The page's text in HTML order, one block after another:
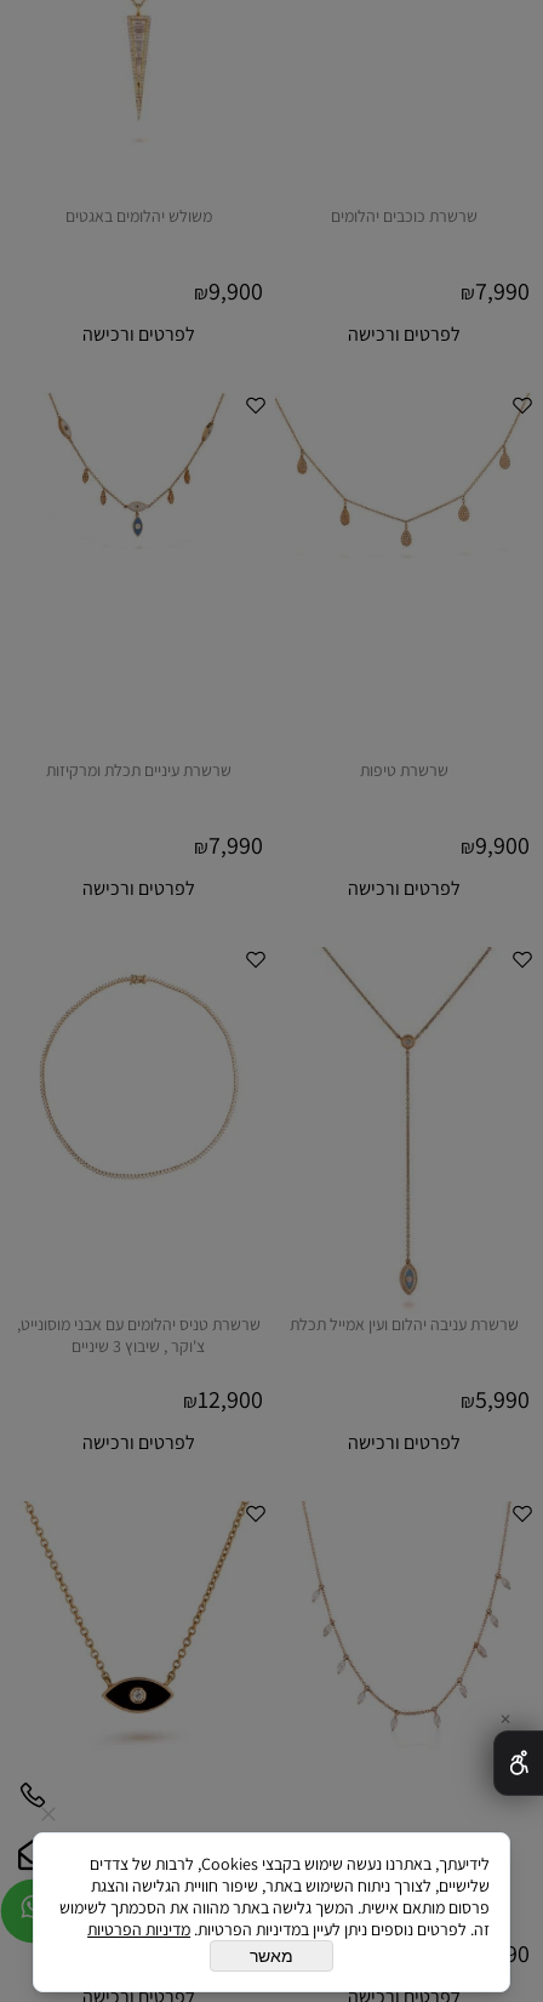
שרשרת כוכבים יהלומים
₪7,990
לפרטים ורכישה
משולש יהלומים באגטים
₪9,900
לפרטים ורכישה
שרשרת טיפות
₪9,900
לפרטים ורכישה
שרשרת עיניים תכלת ומרקיזות
₪7,990
לפרטים ורכישה
שרשרת עניבה יהלום ועין אמייל תכלת
₪5,990
לפרטים ורכישה
שרשרת טניס יהלומים עם אבני מוסונייט,
צ'וקר , שיבוץ 3 שיניים
₪12,900
לפרטים ורכישה
שרשרת מרקיזות מוסונייט
5,990
לפרטים ורכישה
שרשרת עין קטנה אמייל שחור עם יהלום
1,990
לפרטים ורכישה
✕
לידיעתך, באתרנו נעשה שימוש בקבצי Cookies, לרבות של צדדים
שלישיים, לצורך ניתוח השימוש באתר, שיפור חוויית הגלישה והצגת
פרסום מותאם אישית. המשך גלישה באתר מהווה את הסכמתך לשימוש
זה. לפרטים נוספים ניתן לעיין במדיניות הפרטיות. מדיניות הפרטיות
מאשר